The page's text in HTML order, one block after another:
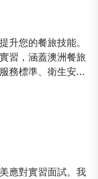
升您的餐旅技能。
習，涵蓋澳洲餐旅
務標準、衛生安全
應對實習面試。我